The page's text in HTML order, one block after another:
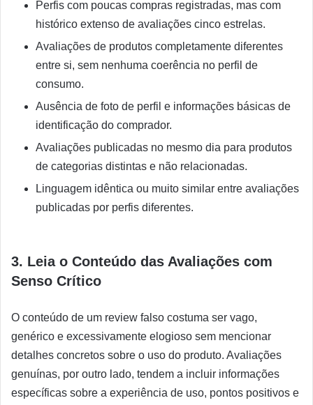
Perfis com poucas compras registradas, mas com
histórico extenso de avaliações cinco estrelas.
Avaliações de produtos completamente diferentes
entre si, sem nenhuma coerência no perfil de
consumo.
Ausência de foto de perfil e informações básicas de
identificação do comprador.
Avaliações publicadas no mesmo dia para produtos
de categorias distintas e não relacionadas.
Linguagem idêntica ou muito similar entre avaliações
publicadas por perfis diferentes.
3. Leia o Conteúdo das Avaliações com
Senso Crítico
O conteúdo de um review falso costuma ser vago,
genérico e excessivamente elogioso sem mencionar
detalhes concretos sobre o uso do produto. Avaliações
genuínas, por outro lado, tendem a incluir informações
específicas sobre a experiência de uso, pontos positivos e